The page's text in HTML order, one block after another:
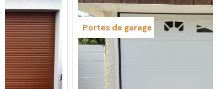
Portes de garage